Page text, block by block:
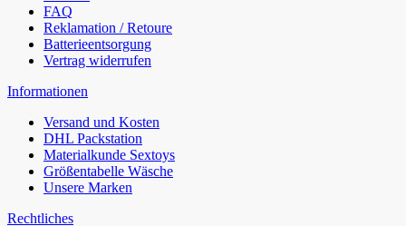
FAQ
Reklamation / Retoure
Batterieentsorgung
Vertrag widerrufen
Informationen
Versand und Kosten
DHL Packstation
Materialkunde Sextoys
Größentabelle Wäsche
Unsere Marken
Rechtliches